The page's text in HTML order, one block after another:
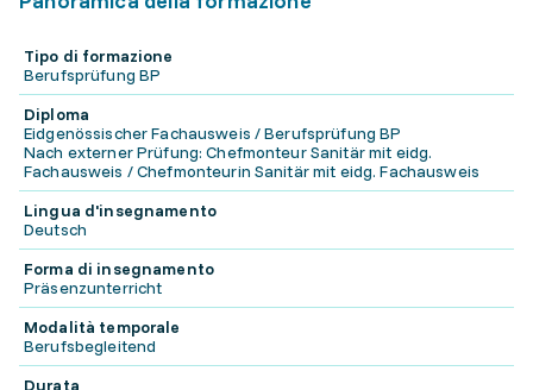
Tipo di formazione
Berufsprüfung BP
Diploma
Eidgenössischer Fachausweis / Berufsprüfung BP
Nach externer Prüfung: Chefmonteur Sanitär mit eidg.
Fachausweis / Chefmonteurin Sanitär mit eidg. Fachausweis
Lingua d'insegnamento
Deutsch
Forma di insegnamento
Präsenzunterricht
Modalità temporale
Berufsbegleitend
Durata